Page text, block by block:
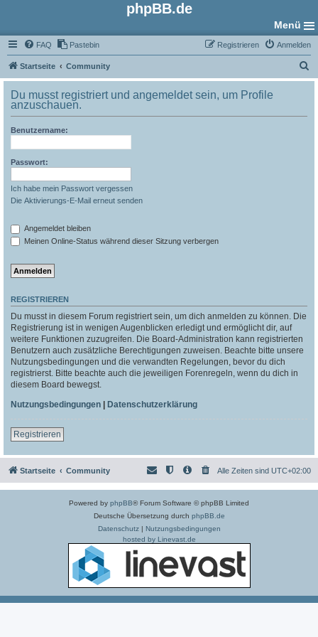
phpBB.de
Menü
FAQ Pastebin Anmelden
Registrieren
Startseite Community
u
Du musst registriert und angemeldet sein, um Profile
anzuschauen.
Benutzername:
Passwort:
Ich habe mein Passwort vergessen
Die Aktivierungs-E-Mail erneut senden
Angemeldet bleiben
Meinen Online-Status während dieser Sitzung verbergen
REGISTRIEREN
Du musst in diesem Forum registriert sein, um dich anmelden zu können. Die
Registrierung ist in wenigen Augenblicken erledigt und ermöglicht dir, auf
weitere Funktionen zuzugreifen. Die Board-Administration kann registrierten
Benutzern auch zusätzliche Berechtigungen zuweisen. Beachte bitte unsere
Nutzungsbedingungen und die verwandten Regelungen, bevor du dich
registrierst. Bitte beachte auch die jeweiligen Forenregeln, wenn du dich in
diesem Board bewegst.
Nutzungsbedingungen | Datenschutzerklärung
Registrieren
Startseite Community Alle Zeiten sind UTC+02:00
Powered by phpBB® Forum Software © phpBB Limited
Deutsche Übersetzung durch phpBB.de
Datenschutz| Nutzungsbedingungen
hosted by Linevast.de